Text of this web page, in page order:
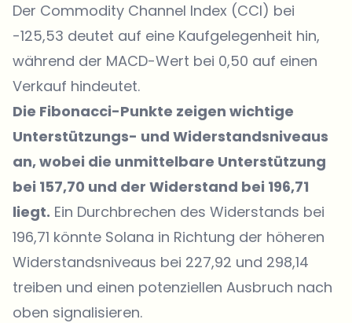
Der Commodity Channel Index (CCI) bei
-125,53 deutet auf eine Kaufgelegenheit hin,
während der MACD-Wert bei 0,50 auf einen
Verkauf hindeutet.
Die Fibonacci-Punkte zeigen wichtige
Unterstützungs- und Widerstandsniveaus
an, wobei die unmittelbare Unterstützung
bei 157,70 und der Widerstand bei 196,71
liegt. Ein Durchbrechen des Widerstands bei
196,71 könnte Solana in Richtung der höheren
Widerstandsniveaus bei 227,92 und 298,14
treiben und einen potenziellen Ausbruch nach
oben signalisieren.